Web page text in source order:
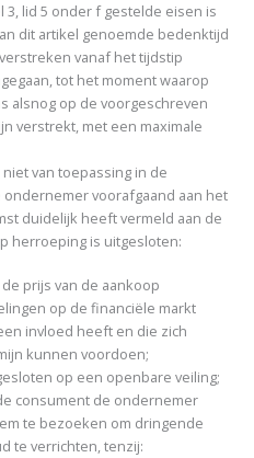
3, lid 5 onder f gestelde eisen is
dit artikel genoemde bedenktijd
vanaf het tijdstip
tot het moment waarop
alsnog op de voorgeschreven
verstrekt, met een maximale
van toepassing in de
voorafgaand aan het
duidelijk heeft vermeld aan de
herroeping is uitgesloten:
prijs van de aankoop
op de financiële markt
invloed heeft en die zich
kunnen voordoen;
op een openbare veiling;
consument de ondernemer
te bezoeken om dringende
te verrichten, tenzij: